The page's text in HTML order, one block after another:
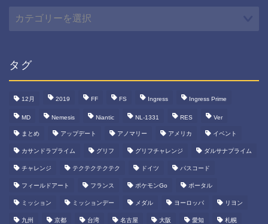
テ
ー
タグ
12月 2019 FF FS Ingress Ingress Prime
MD Nemesis Niantic NL-1331 RES Ver
まとめ アップデート アノマリー アメリカ イベント
カサンドラプライム グリフ グリフチャレンジ ダルサナプライム
チャレンジ テクテクテクテク ドイツ パスコード
フィールドアート フランス ポケモンGo ポータル
ミッション ミッションデー メダル ヨーロッパ リヨン
九州 京都 台湾 名古屋 大阪 愛知 札幌